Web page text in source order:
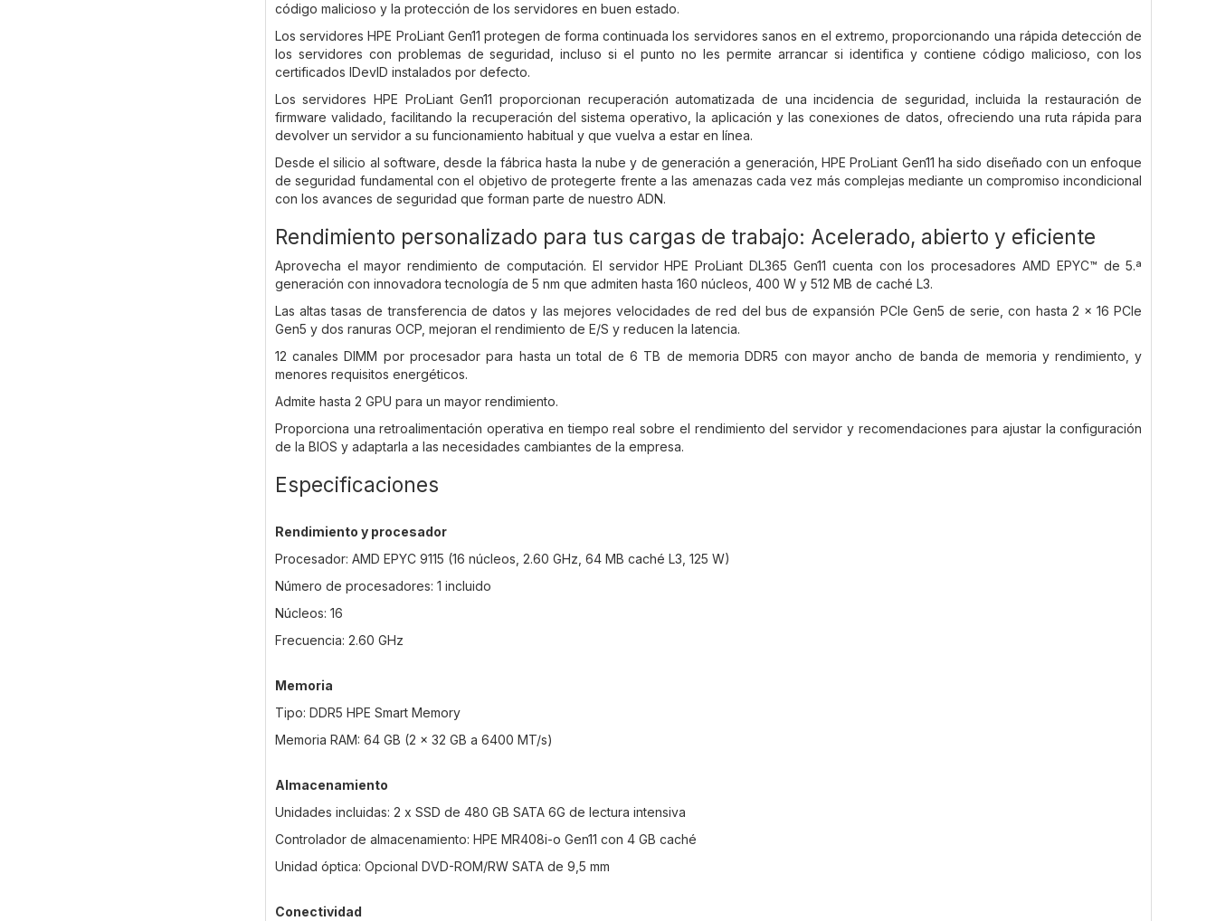
código malicioso y la protección de los servidores en buen estado.
Los servidores HPE ProLiant Gen11 protegen de forma continuada los servidores sanos en el extremo, proporcionando una rápida detección de
los servidores con problemas de seguridad, incluso si el punto no les permite arrancar si identifica y contiene código malicioso, con los
certificados IDevID instalados por defecto.
Los servidores HPE ProLiant Gen11 proporcionan recuperación automatizada de una incidencia de seguridad, incluida la restauración de
firmware validado, facilitando la recuperación del sistema operativo, la aplicación y las conexiones de datos, ofreciendo una ruta rápida para
devolver un servidor a su funcionamiento habitual y que vuelva a estar en línea.
Desde el silicio al software, desde la fábrica hasta la nube y de generación a generación, HPE ProLiant Gen11 ha sido diseñado con un enfoque
de seguridad fundamental con el objetivo de protegerte frente a las amenazas cada vez más complejas mediante un compromiso incondicional
con los avances de seguridad que forman parte de nuestro ADN.
Rendimiento personalizado para tus cargas de trabajo: Acelerado, abierto y eficiente
Aprovecha el mayor rendimiento de computación. El servidor HPE ProLiant DL365 Gen11 cuenta con los procesadores AMD EPYC™ de 5.ª
generación con innovadora tecnología de 5 nm que admiten hasta 160 núcleos, 400 W y 512 MB de caché L3.
Las altas tasas de transferencia de datos y las mejores velocidades de red del bus de expansión PCIe Gen5 de serie, con hasta 2 x 16 PCIe
Gen5 y dos ranuras OCP, mejoran el rendimiento de E/S y reducen la latencia.
12 canales DIMM por procesador para hasta un total de 6 TB de memoria DDR5 con mayor ancho de banda de memoria y rendimiento, y
menores requisitos energéticos.
Admite hasta 2 GPU para un mayor rendimiento.
Proporciona una retroalimentación operativa en tiempo real sobre el rendimiento del servidor y recomendaciones para ajustar la configuración
de la BIOS y adaptarla a las necesidades cambiantes de la empresa.
Especificaciones
Rendimiento y procesador
Procesador: AMD EPYC 9115 (16 núcleos, 2.60 GHz, 64 MB caché L3, 125 W)
Número de procesadores: 1 incluido
Núcleos: 16
Frecuencia: 2.60 GHz
Memoria
Tipo: DDR5 HPE Smart Memory
Memoria RAM: 64 GB (2 x 32 GB a 6400 MT/s)
Almacenamiento
Unidades incluidas: 2 x SSD de 480 GB SATA 6G de lectura intensiva
Controlador de almacenamiento: HPE MR408i-o Gen11 con 4 GB caché
Unidad óptica: Opcional DVD-ROM/RW SATA de 9,5 mm
Conectividad